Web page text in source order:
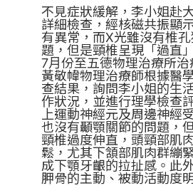
不見症狀緩解，李小姐赴
詳細檢查，經核磁共振顯
有異常，而X光雖沒有椎
題，但是頸椎呈現「過直
7月份至五德物理治療所治
黃敬幃物理治療師根據醫
查結果，詢問李小姐的生
作狀況，並進行理學檢查
上運動神經元及周邊神經
也沒有顳顎關節的問題，
頸椎過度伸直，頭頸部肌
鬆，尤其下頷部肌肉群繃
成下顎牙齦的拉扯感。此
胛骨的主動、被動活動度